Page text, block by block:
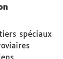
spéciaux